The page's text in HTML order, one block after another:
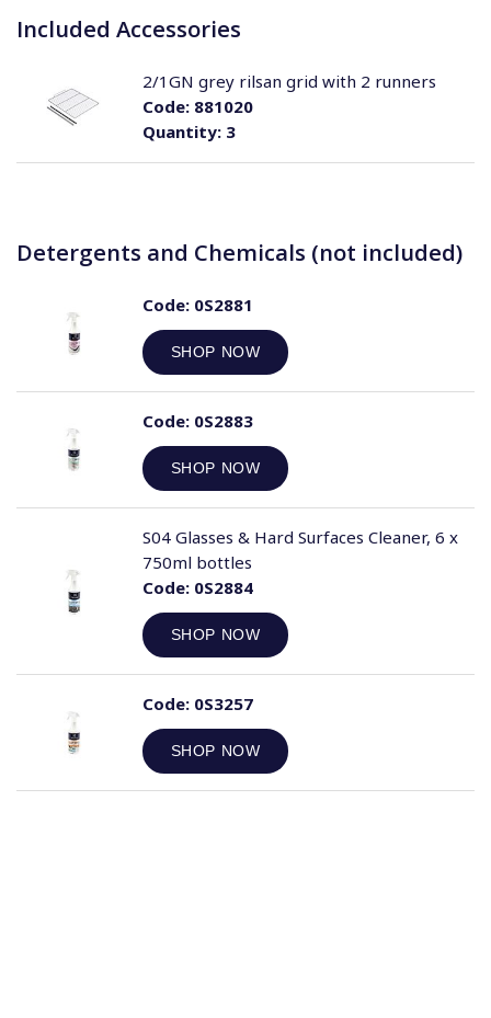
Included Accessories
Quantity:3
Code:881020
2/1GN grey rilsan grid with 2 runners
Detergents and Chemicals (not included)
Code:0S2881
SHOP NOW
Code:0S2883
SHOP NOW
Code:0S2884
SHOP NOW
S04 Glasses & Hard Surfaces Cleaner, 6 x
750ml bottles
Code:0S3257
SHOP NOW